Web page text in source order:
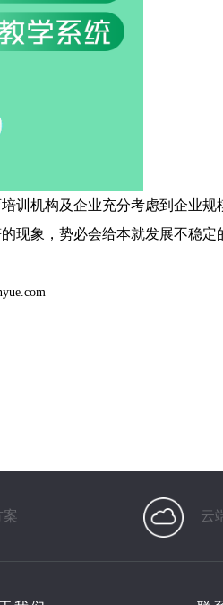
训机构及企业充分考虑到企业
现象，势必会给本就发展不稳定
案 云